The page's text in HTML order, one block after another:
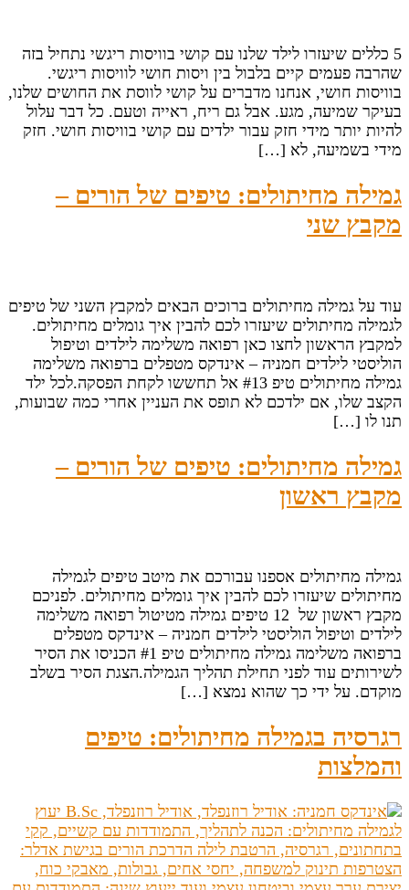
5 כללים שיעזרו לילד שלנו עם קושי בוויסות ריגשי נתחיל בזה
שהרבה פעמים קיים בלבול בין ויסות חושי לוויסות ריגשי.
בוויסות חושי, אנחנו מדברים על קושי לווסת את החושים שלנו,
בעיקר שמיעה, מגע. אבל גם ריח, ראייה וטעם. כל דבר עלול
להיות יותר מידי חזק עבור ילדים עם קושי בוויסות חושי. חזק
מידי בשמיעה, לא […]
גמילה מחיתולים: טיפים של הורים –
מקבץ שני
עוד על גמילה מחיתולים ברוכים הבאים למקבץ השני של טיפים
לגמילה מחיתולים שיעזרו לכם להבין איך גומלים מחיתולים.
למקבץ הראשון לחצו כאן רפואה משלימה לילדים וטיפול
הוליסטי לילדים חמניה – אינדקס מטפלים ברפואה משלימה
גמילה מחיתולים טיפ #13 אל תחששו לקחת הפסקה.לכל ילד
הקצב שלו, אם ילדכם לא תופס את העניין אחרי כמה שבועות,
תנו לו […]
גמילה מחיתולים: טיפים של הורים –
מקבץ ראשון
גמילה מחיתולים אספנו עבורכם את מיטב טיפים לגמילה
מחיתולים שיעזרו לכם להבין איך גומלים מחיתולים. לפניכם
מקבץ ראשון של 12 טיפים גמילה מטיטול רפואה משלימה
לילדים וטיפול הוליסטי לילדים חמניה – אינדקס מטפלים
ברפואה משלימה גמילה מחיתולים טיפ #1 הכניסו את הסיר
לשירותים עוד לפני תחילת תהליך הגמילה.הצגת הסיר בשלב
מוקדם. על ידי כך שהוא נמצא […]
רגרסיה בגמילה מחיתולים: טיפים
והמלצות